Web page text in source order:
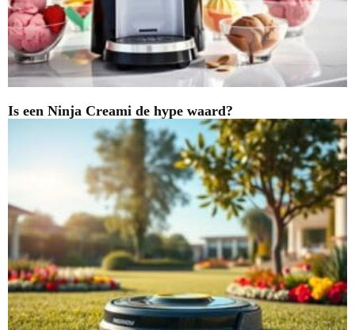
Is een Ninja Creami de hype waard?